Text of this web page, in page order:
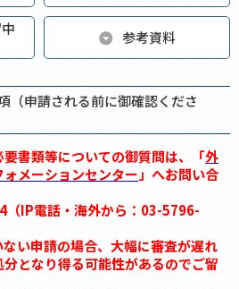
参考資料
（申請される前に御確認くださ
書類等についての御質問は、「外
メーションセンター」へお問い合
IP電話・海外から：03-5796-
い申請の場合、大幅に審査が遅れ
となり得る可能性があるのでご留